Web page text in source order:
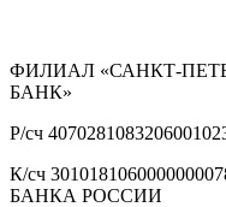
ФИЛИАЛ «САНКТ-
БАНК»
Р/сч
К/сч
БАНКА РОССИИ